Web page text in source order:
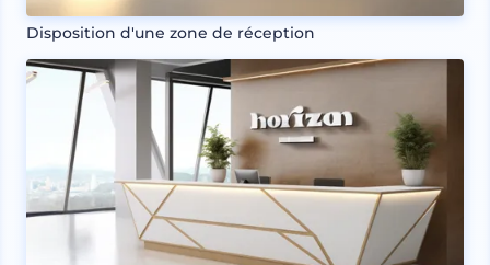
Disposition d'une zone de réception